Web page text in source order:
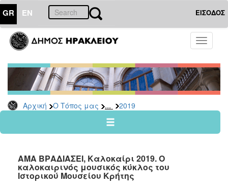
GR EN ΕΙΣΟΔΟΣ
Toggle
Αρχική Ο Τόπος μας ... 2019
ΤΟΠΟΣ
ΜΑΣ
Ανακοινώσεις
Αρχείο
2026
2024
2022
2021
ΑΜΑ ΒΡΑΔΙΑΣΕΙ, Καλοκαίρι 2019. Ο
καλοκαιρινός μουσικός κύκλος του
Ιστορικού Μουσείου Κρήτης